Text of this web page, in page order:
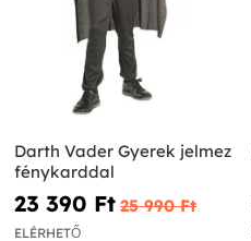
Darth Vader Gyerek jelmez
fénykarddal
23 390 Ft‎ 25 990 Ft‎
ELÉRHETŐ